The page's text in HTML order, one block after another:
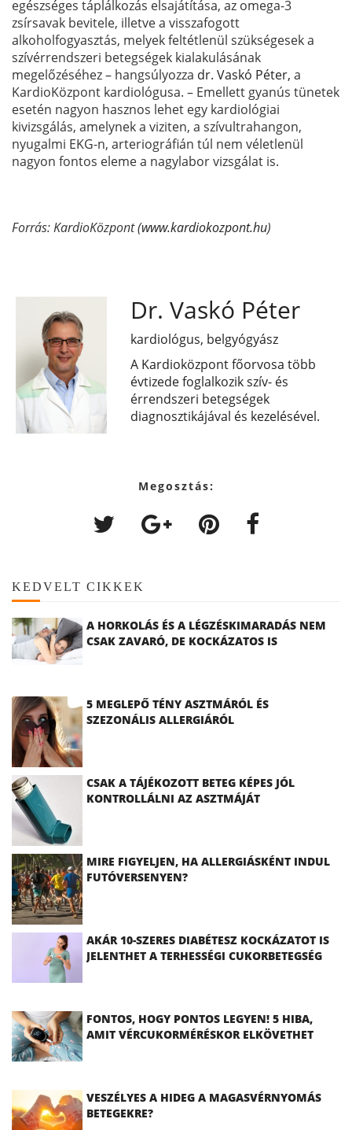
egészséges táplálkozás elsajátítása, az omega-3
zsírsavak bevitele, illetve a visszafogott
alkoholfogyasztás, melyek feltétlenül szükségesek a
szívérrendszeri betegségek kialakulásának
megelőzéséhez – hangsúlyozza dr. Vaskó Péter, a
KardioKözpont kardiológusa. – Emellett gyanús tünetek
esetén nagyon hasznos lehet egy kardiológiai
kivizsgálás, amelynek a viziten, a szívultrahangon,
nyugalmi EKG-n, arteriográfián túl nem véletlenül
nagyon fontos eleme a nagylabor vizsgálat is.
Forrás: KardioKözpont (www.kardiokozpont.hu)
Dr. Vaskó Péter
kardiológus, belgyógyász
A Kardioközpont főorvosa több
évtizede foglalkozik szív- és
érrendszeri betegségek
diagnosztikájával és kezelésével.
Megosztás:
KEDVELT CIKKEK
A HORKOLÁS ÉS A LÉGZÉSKIMARADÁS NEM
CSAK ZAVARÓ, DE KOCKÁZATOS IS
5 MEGLEPŐ TÉNY ASZTMÁRÓL ÉS
SZEZONÁLIS ALLERGIÁRÓL
CSAK A TÁJÉKOZOTT BETEG KÉPES JÓL
KONTROLLÁLNI AZ ASZTMÁJÁT
MIRE FIGYELJEN, HA ALLERGIÁSKÉNT INDUL
FUTÓVERSENYEN?
AKÁR 10-SZERES DIABÉTESZ KOCKÁZATOT IS
JELENTHET A TERHESSÉGI CUKORBETEGSÉG
FONTOS, HOGY PONTOS LEGYEN! 5 HIBA,
AMIT VÉRCUKORMÉRÉSKOR ELKÖVETHET
VESZÉLYES A HIDEG A MAGASVÉRNYOMÁS
BETEGEKRE?